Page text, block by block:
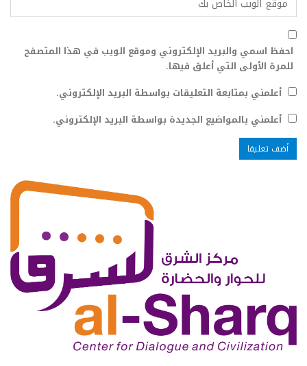
احفظ اسمي والبريد الإلكتروني وموقع الويب في هذا المتصفح
للمرة الأولى التي أعلق فيها.
أعلمني بمتابعة التعليقات بواسطة البريد الإلكتروني.
أعلمني بالمواضيع الجديدة بواسطة البريد الإلكتروني.